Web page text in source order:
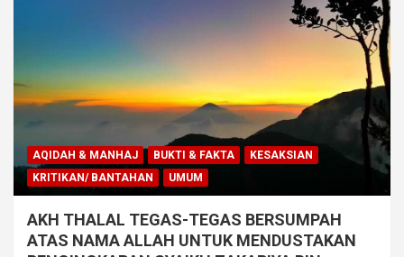
AQIDAH & MANHAJ BUKTI & FAKTA
KESAKSIAN
KRITIKAN/ BANTAHAN
UMUM
AKH THALAL TEGAS-TEGAS BERSUMPAH
ATAS NAMA ALLAH UNTUK MENDUSTAKAN